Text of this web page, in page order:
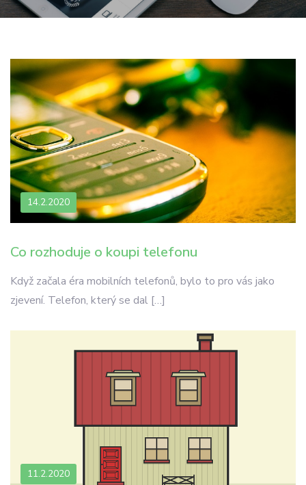
14.2.2020
Co rozhoduje o koupi telefonu
Když začala éra mobilních telefonů, bylo to pro vás jako
zjevení. Telefon, který se dal […]
11.2.2020